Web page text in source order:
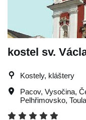
kostel sv.
Kostely, kláštery
Pacov, Vysočina,
Pelhřimovsko,